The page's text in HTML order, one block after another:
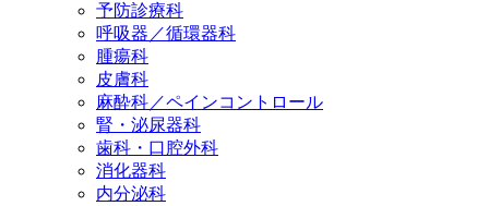
予防診療科
呼吸器／循環器科
腫瘍科
皮膚科
麻酔科／ペインコントロール
腎・泌尿器科
歯科・口腔外科
消化器科
内分泌科